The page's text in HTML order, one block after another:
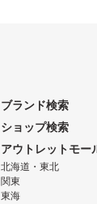
ブランド検索
ショップ検索
アウトレットモー
北海道・東北
関東
東海